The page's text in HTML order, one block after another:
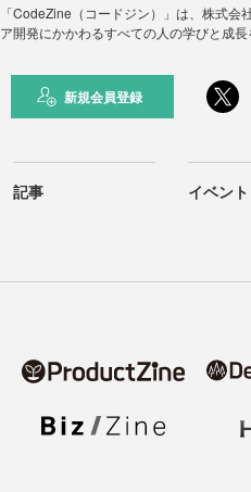
「CodeZine（コードジン）」は、株式
ア開発にかかわるすべての人の学びと成
新規会員登録
記事 イベント